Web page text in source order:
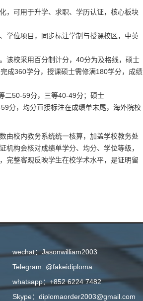
，可用于升学、求职、学历认证，核心板块
学位项目，同步标注学制与授课校区，中英
该校采用百分制计分，40分为及格线，硕士
成360学分，授课硕士需修满180学分，成绩
二50-59分，三等40-49分；硕士
分，均分直接标注在成绩单末尾，海外院校
由校内教务系统统一核算，加盖学校教务处
构会核对成绩单学分、均分、学位等级，
完整客观反映学生在校学术水平，是证明留
wechat：Jasonwilliam2003
Telegram: @fakeidiploma
whatsapp：+852 6224 7482
Skype：diplomaorder2003@gmail.com